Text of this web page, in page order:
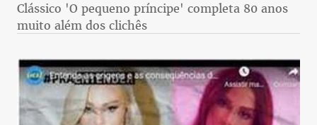
Clássico 'O pequeno príncipe' completa 80 anos
muito além dos clichês